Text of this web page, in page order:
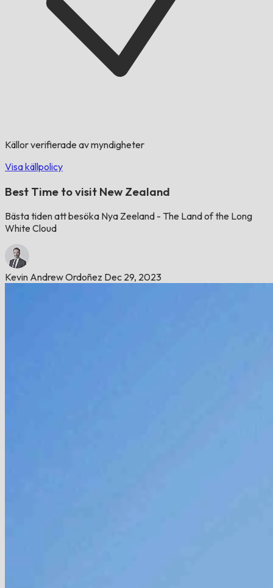
Källor verifierade av myndigheter
Visa källpolicy
Best Time to visit New Zealand
Bästa tiden att besöka Nya Zeeland - The Land of the Long
White Cloud
Kevin Andrew Ordoñez Dec 29, 2023